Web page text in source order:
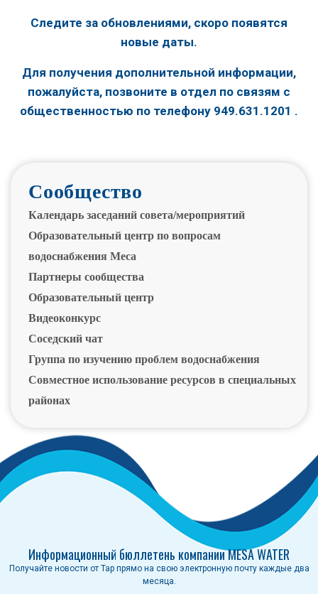
Следите за обновлениями, скоро появятся
новые даты.
Для получения дополнительной информации,
пожалуйста, позвоните в отдел по связям с
общественностью по телефону 949.631.1201 .
Сообщество
Календарь заседаний совета/мероприятий
Образовательный центр по вопросам
водоснабжения Меса
Партнеры сообщества
Образовательный центр
Видеоконкурс
Соседский чат
Группа по изучению проблем водоснабжения
Совместное использование ресурсов в специальных
районах
Информационный бюллетень компании MESA WATER
Получайте новости от Tap прямо на свою электронную почту каждые два
месяца.